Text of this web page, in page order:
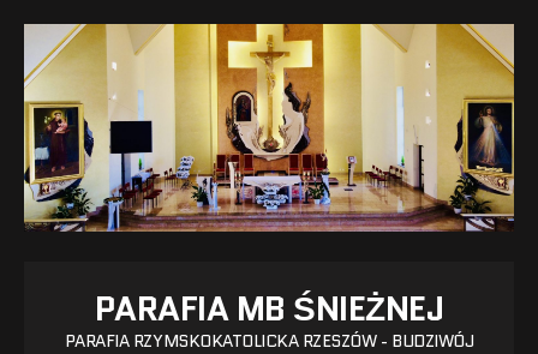
PARAFIA MB ŚNIEŻNEJ
PARAFIA RZYMSKOKATOLICKA RZESZÓW - BUDZIWÓJ